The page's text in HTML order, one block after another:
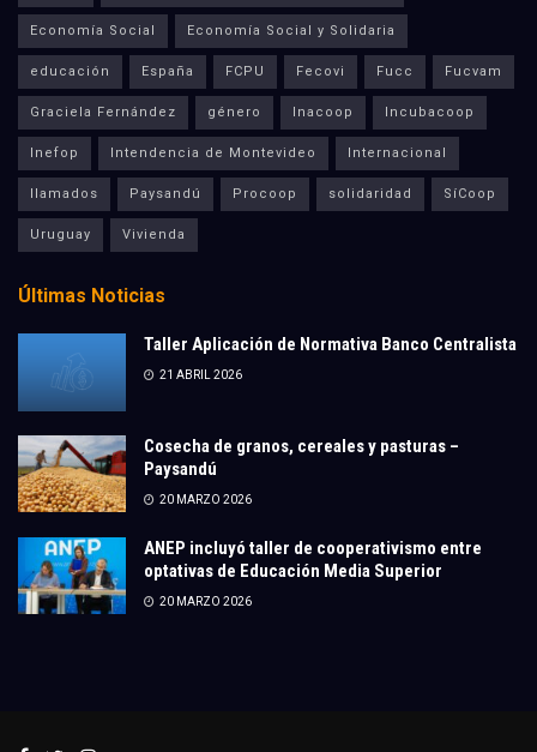
Economía Social Economía Social y Solidaria
educación España FCPU Fecovi Fucc Fucvam
Graciela Fernández género Inacoop Incubacoop
Inefop Intendencia de Montevideo Internacional
llamados Paysandú Procoop solidaridad SíCoop
Uruguay Vivienda
Últimas Noticias
Taller Aplicación de Normativa Banco Centralista
21 ABRIL 2026
Cosecha de granos, cereales y pasturas –
Paysandú
20 MARZO 2026
ANEP incluyó taller de cooperativismo entre
optativas de Educación Media Superior
20 MARZO 2026